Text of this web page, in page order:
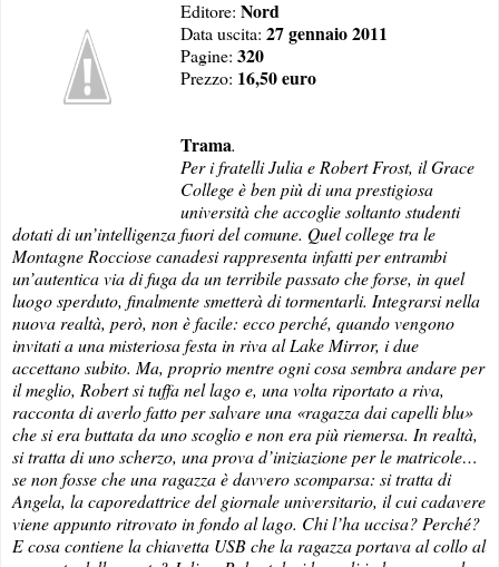
Editore: Nord
Data uscita: 27 gennaio 2011
Pagine: 320
Prezzo: 16,50 euro
Trama.
Per i fratelli Julia e Robert Frost, il Grace
College è ben più di una prestigiosa
università che accoglie soltanto studenti
dotati di un’intelligenza fuori del comune. Quel college tra le
Montagne Rocciose canadesi rappresenta infatti per entrambi
un’autentica via di fuga da un terribile passato che forse, in quel
luogo sperduto, finalmente smetterà di tormentarli. Integrarsi nella
nuova realtà, però, non è facile: ecco perché, quando vengono
invitati a una misteriosa festa in riva al Lake Mirror, i due
accettano subito. Ma, proprio mentre ogni cosa sembra andare per
il meglio, Robert si tuffa nel lago e, una volta riportato a riva,
racconta di averlo fatto per salvare una «ragazza dai capelli blu»
che si era buttata da uno scoglio e non era più riemersa. In realtà,
si tratta di uno scherzo, una prova d’iniziazione per le matricole…
se non fosse che una ragazza è davvero scomparsa: si tratta di
Angela, la caporedattrice del giornale universitario, il cui cadavere
viene appunto ritrovato in fondo al lago. Chi l’ha uccisa? Perché?
E cosa contiene la chiavetta USB che la ragazza portava al collo al